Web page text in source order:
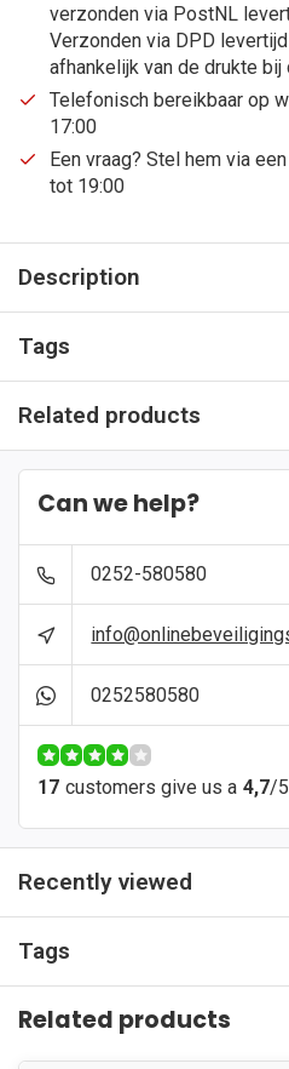
verzonden via PostNL
Verzonden via DPD
afhankelijk van de drukte bij
Telefonisch bereikbaar op
17:00
Een vraag? Stel hem via
tot 19:00
Description
Tags
Related products
Can we help?
0252-580580
0252580580
17 customers give us a 4,7/5
Recently viewed
Tags
Related products